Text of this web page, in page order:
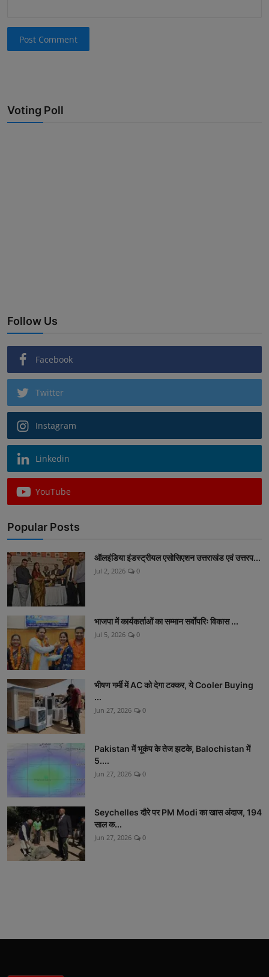
Post Comment
Voting Poll
Follow Us
Facebook
Twitter
Instagram
Linkedin
YouTube
Popular Posts
ऑलइंडिया इंडस्ट्रीयल एसोसिएशन उत्तराखंड एवं उत्तरप...
Jul 2, 2026 0
भाजपा में कार्यकर्ताओं का सम्मान सर्वाेपरिः विकास ...
Jul 5, 2026 0
भीषण गर्मी में AC को देगा टक्कर, ये Cooler Buying
...
Jun 27, 2026 0
Pakistan में भूकंप के तेज झटके, Balochistan में
5....
Jun 27, 2026 0
Seychelles दौरे पर PM Modi का खास अंदाज, 194
साल क...
Jun 27, 2026 0